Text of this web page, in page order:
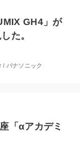
GH4」が
た。
/ パナソニック
「αアカデミ